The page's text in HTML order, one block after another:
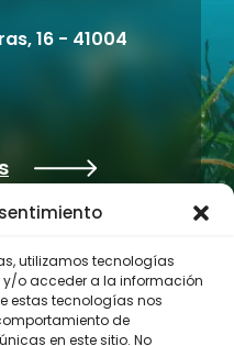
utilizamos tecnologías
o acceder a la información
estas tecnologías nos
de
en este sitio. No
16 - 41004